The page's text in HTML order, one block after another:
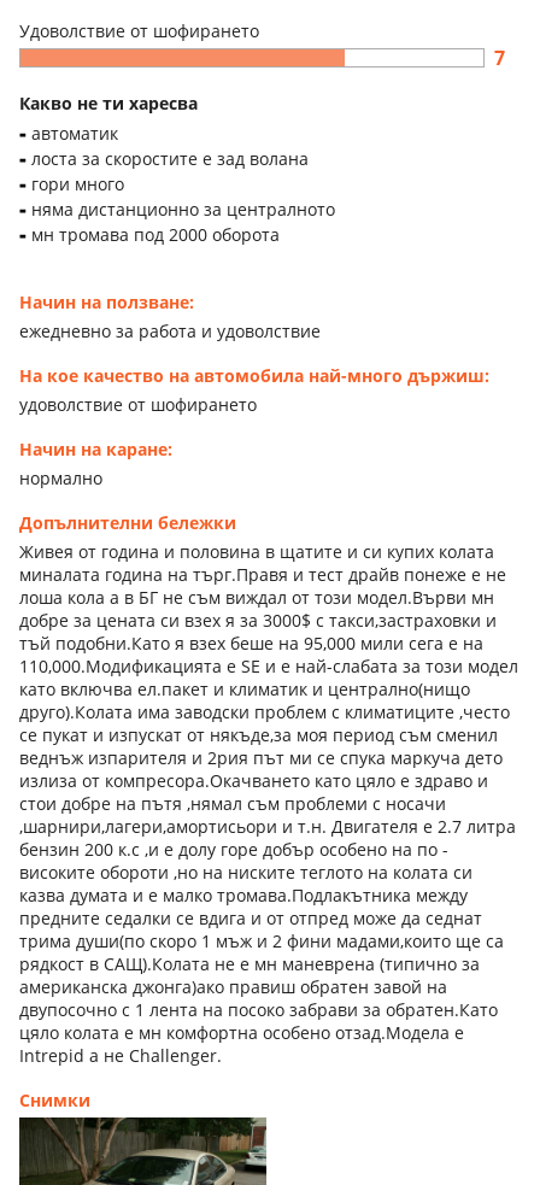
Удоволствие от шофирането
7
Какво не ти харесва
автоматик
лоста за скоростите е зад волана
гори много
няма дистанционно за централното
мн тромава под 2000 оборота
Начин на ползване:
ежедневно за работа и удоволствие
На кое качество на автомобила най-много държиш:
удоволствие от шофирането
Начин на каране:
нормално
Допълнителни бележки
Живея от година и половина в щатите и си купих колата
миналата година на търг.Правя и тест драйв понеже е не
лоша кола а в БГ не съм виждал от този модел.Върви мн
добре за цената си взех я за 3000$ с такси,застраховки и
тъй подобни.Като я взех беше на 95,000 мили сега е на
110,000.Модификацията е SE и е най-слабата за този модел
като включва ел.пакет и климатик и централно(нищо
друго).Колата има заводски проблем с климатиците ,често
се пукат и изпускат от някъде,за моя период съм сменил
веднъж изпарителя и 2рия път ми се спука маркуча дето
излиза от компресора.Окачването като цяло е здраво и
стои добре на пътя ,нямал съм проблеми с носачи
,шарнири,лагери,амортисьори и т.н. Двигателя е 2.7 литра
бензин 200 к.с ,и е долу горе добър особено на по -
високите обороти ,но на ниските теглото на колата си
казва думата и е малко тромава.Подлакътника между
предните седалки се вдига и от отпред може да седнат
трима души(по скоро 1 мъж и 2 фини мадами,които ще са
рядкост в САЩ).Колата не е мн маневрена (типично за
американска джонга)ако правиш обратен завой на
двупосочно с 1 лента на посоко забрави за обратен.Като
цяло колата е мн комфортна особено отзад.Модела е
Intrepid a не Challenger.
Снимки